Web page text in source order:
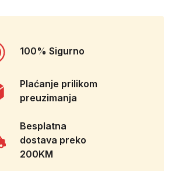
100% Sigurno
Plaćanje prilikom
preuzimanja
Besplatna
dostava preko
200KM